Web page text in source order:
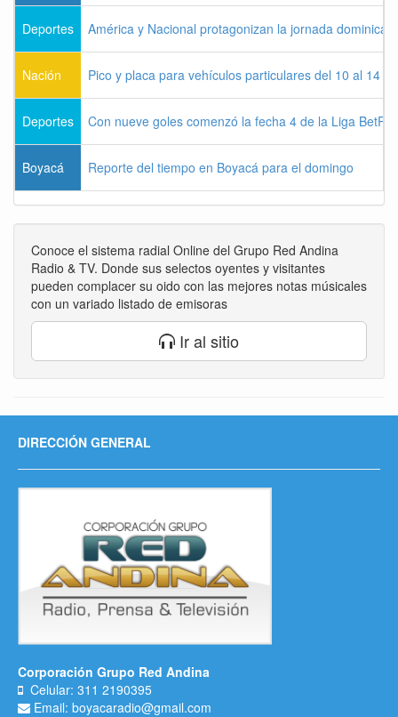
Deportes América y Nacional protagonizan la jornada dominical
Nación Pico y placa para vehículos particulares del 10 al 14
Deportes Con nueve goles comenzó la fecha 4 de la Liga
Boyacá Reporte del tiempo en Boyacá para el domingo
Conoce el sistema radial Online del Grupo Red Andina
Radio & TV. Donde sus selectos oyentes y visitantes
pueden complacer su oido con las mejores notas músicales
con un variado listado de emisoras
Ir al sitio
DIRECCIÓN GENERAL
Corporación Grupo Red Andina
Celular: 311 2190395
Email: boyacaradio@gmail.com